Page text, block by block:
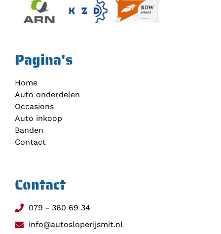
Pagina's
Home
Auto onderdelen
Occasions
Auto inkoop
Banden
Contact
Contact
079 - 360 69 34
info@autosloperijsmit.nl